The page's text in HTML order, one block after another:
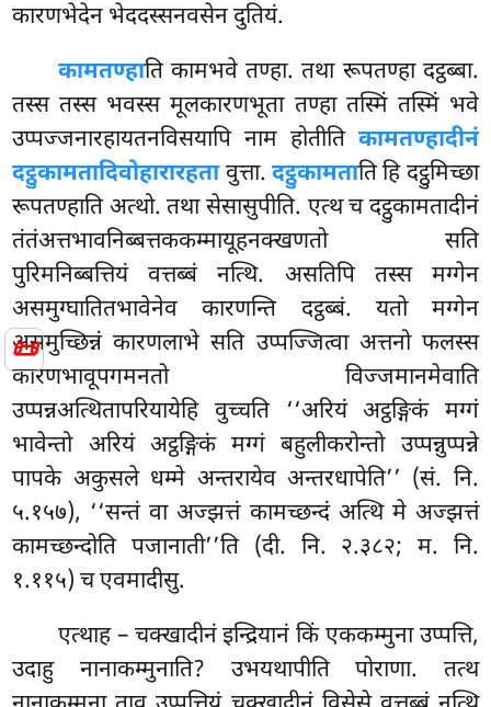
📜
कारणभेदेन भेददस्सनवसेन दुतियं.
कामतण्हाति कामभवे तण्हा. तथा रूपतण्हा दट्ठब्बा.
तस्स तस्स भवस्स मूलकारणभूता तण्हा तस्मिं तस्मिं भवे
उप्पज्जनारहायतनविसयापि नाम होतीति कामतण्हादीनं
दट्ठुकामतादिवोहारारहतावुत्ता. दट्ठुकामताति हि दट्ठुमिच्छा
रूपतण्हाति अत्थो. तथा सेसासुपीति. एत्थ च दट्ठुकामतादीनं
तंतंअत्तभावनिब्बत्तककम्मायूहनक्खणतो सति
पुरिमनिब्बत्तियं वत्तब्बं नत्थि. असतिपि तस्स मग्गेन
असमुग्घातितभावेनेव कारणन्ति दट्ठब्बं. यतो मग्गेन
असमुच्छिन्नं कारणलाभे सति उप्पज्जित्वा अत्तनो फलस्स
कारणभावूपगमनतो विज्जमानमेवाति
उप्पन्नअत्थितापरियायेहि वुच्चति ‘‘अरियं अट्ठङ्गिकं मग्गं
भावेन्तो अरियं अट्ठङ्गिकं मग्गं बहुलीकरोन्तो उप्पन्नुप्पन्ने
पापके अकुसले धम्मे अन्तरायेव अन्तरधापेति’’ (सं. नि.
५.१५७), ‘‘सन्तं वा अज्झत्तं कामच्छन्दं अत्थि मे अज्झत्तं
कामच्छन्दोति पजानाती’’ति (दी. नि. २.३८२; म. नि.
१.११५) च एवमादीसु.
एत्थाह – चक्खादीनं इन्द्रियानं किं एककम्मुना उप्पत्ति,
उदाहु नानाकम्मुनाति? उभयथापीति पोराणा. तत्थ